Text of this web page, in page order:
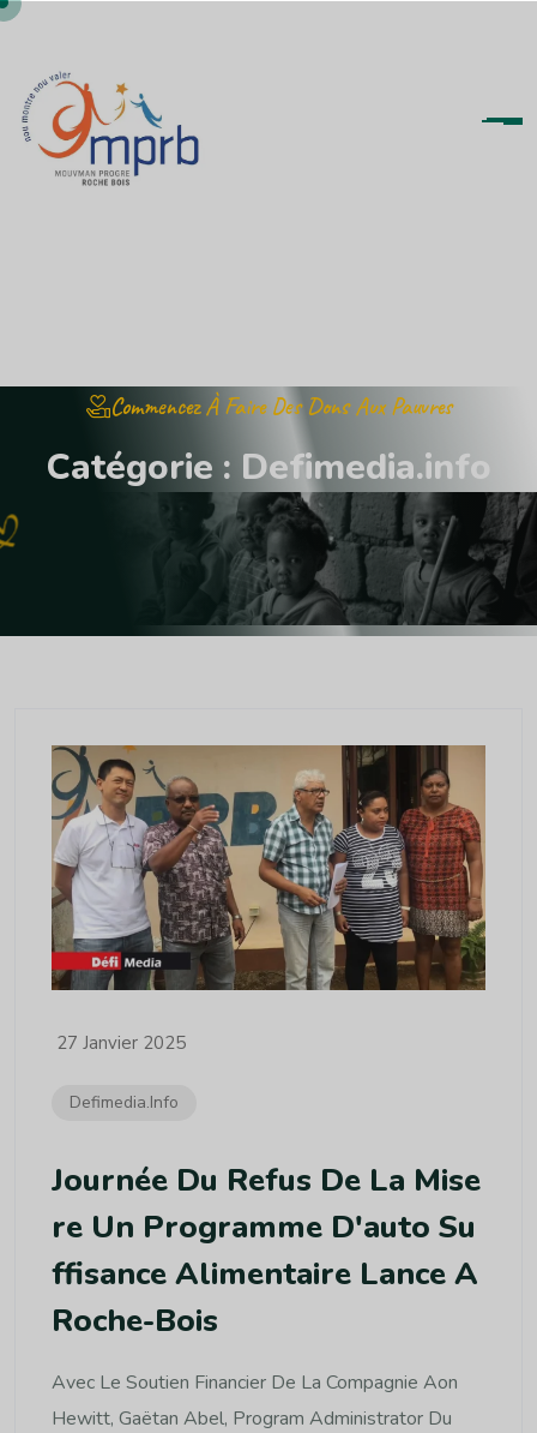
Commencez À Faire Des Dons Aux Pauvres
Catégorie : Defimedia.info
27 Janvier 2025
Defimedia.info
Journée Du Refus De La Mise
Re Un Programme D'auto Su
Ffisance Alimentaire Lance A
Roche-Bois
Avec Le Soutien Financier De La Compagnie Aon
Hewitt, Gaëtan Abel, Program Administrator Du